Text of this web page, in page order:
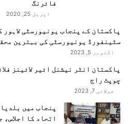
فائرنگ
اپریل 25, 2020
پاکستان کے پنجاب یونیورسٹی لاہور
سٹینفورڈ یونیورسٹی کی بہترین
اکتوبر 5, 2023
پاکستان انٹر نیشنل ائیر لائینز
چوپٹ راج
جولائی 7, 2023
پنجاب میں
اتحاد کا